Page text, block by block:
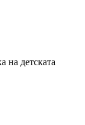
на детската